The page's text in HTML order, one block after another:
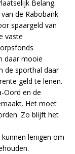
Belang.
de Rabobank
spaargeld van
vaste
daar mooie
de sporthal daar
geld te lenen.
Oord en de
Het moet
Zo blijft het
lenigen om